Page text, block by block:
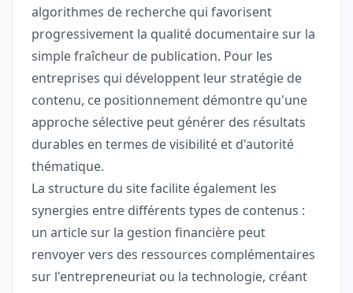
algorithmes de recherche qui favorisent
progressivement la qualité documentaire sur la
simple fraîcheur de publication. Pour les
entreprises qui développent leur stratégie de
contenu, ce positionnement démontre qu'une
approche sélective peut générer des résultats
durables en termes de visibilité et d'autorité
thématique.
La structure du site facilite également les
synergies entre différents types de contenus :
un article sur la gestion financière peut
renvoyer vers des ressources complémentaires
sur l'entrepreneuriat ou la technologie, créant